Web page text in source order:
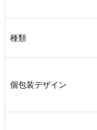
種類
個包装デザイン